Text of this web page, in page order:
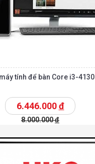
tính để bàn Core i3-4130
6.446.000đ
8.000.000đ